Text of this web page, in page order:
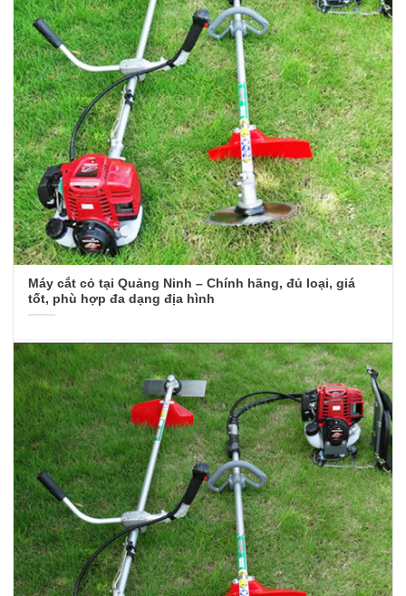
Máy cắt cỏ tại Quảng Ninh – Chính hãng, đủ loại, giá
tốt, phù hợp đa dạng địa hình